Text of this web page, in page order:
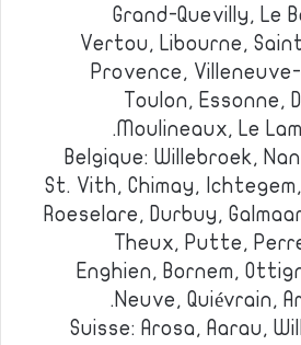
Grand-Quevilly, Le
Vertou, Libourne,
Provence, Villeneuve-
Toulon, Essonne,
Moulineaux, Le
Belgique: Willebroek,
St. Vith, Chimay,
Roeselare, Durbuy,
Theux, Putte,
Enghien, Bornem,
Neuve, Quiévrain,
Suisse: Arosa, Aarau,